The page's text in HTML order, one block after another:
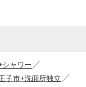
シャワー
子市+洗面所独立